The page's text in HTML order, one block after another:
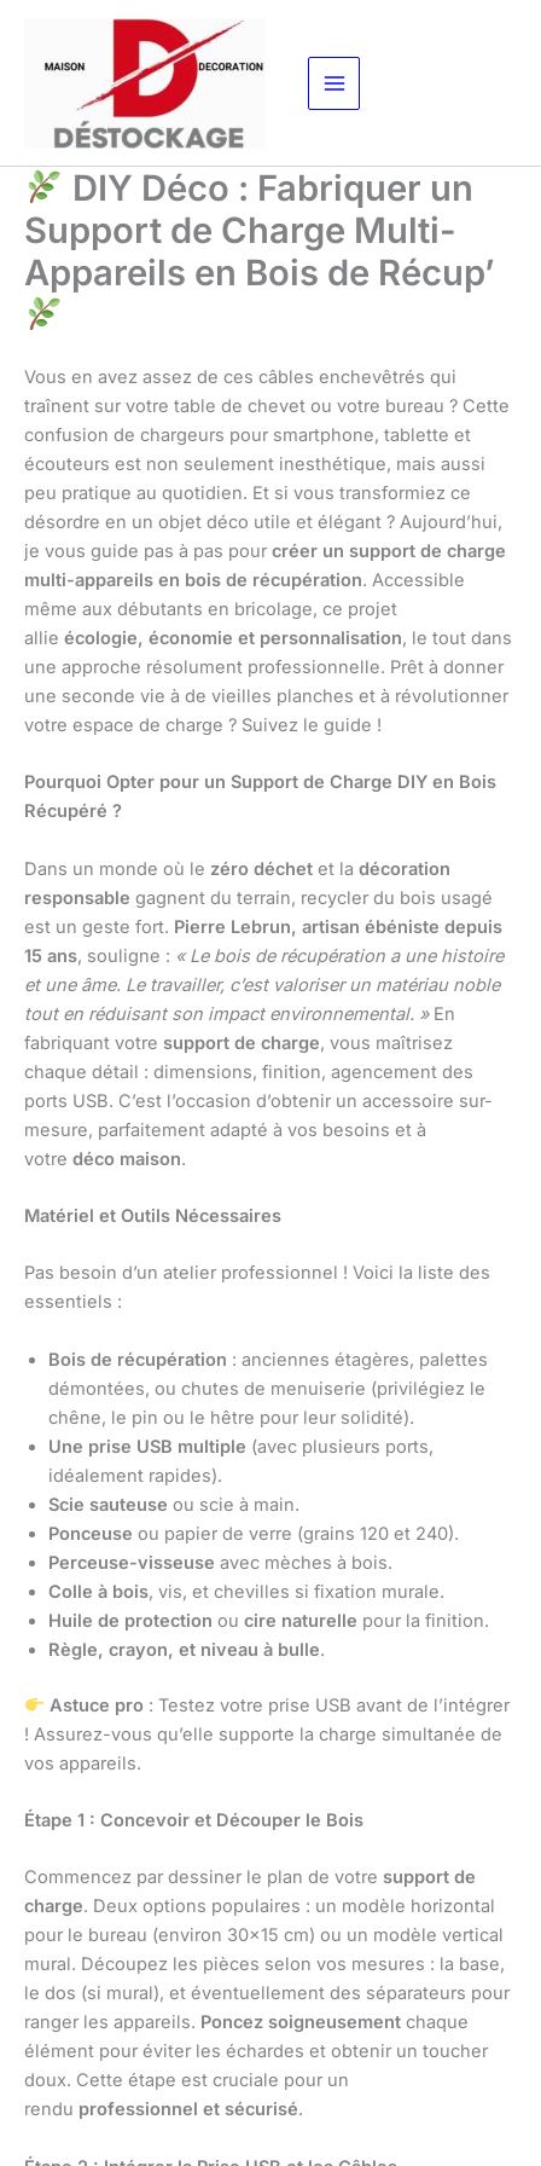
contenu
DIY Déco : Fabriquer un
Support de Charge Multi-
Appareils en Bois de Récup’
Vous en avez assez de ces câbles enchevêtrés qui
traînent sur votre table de chevet ou votre bureau ? Cette
confusion de chargeurs pour smartphone, tablette et
écouteurs est non seulement inesthétique, mais aussi
peu pratique au quotidien. Et si vous transformiez ce
désordre en un objet déco utile et élégant ? Aujourd’hui,
je vous guide pas à pas pour créer un support de charge
multi-appareils en bois de récupération. Accessible
même aux débutants en bricolage, ce projet
allie écologie, économie et personnalisation, le tout dans
une approche résolument professionnelle. Prêt à donner
une seconde vie à de vieilles planches et à révolutionner
votre espace de charge ? Suivez le guide !
Pourquoi Opter pour un Support de Charge DIY en Bois
Récupéré ?
Dans un monde où le zéro déchet et la décoration
responsable gagnent du terrain, recycler du bois usagé
est un geste fort. Pierre Lebrun, artisan ébéniste depuis
15 ans, souligne : « Le bois de récupération a une histoire
et une âme. Le travailler, c’est valoriser un matériau noble
tout en réduisant son impact environnemental. »En
fabriquant votre support de charge, vous maîtrisez
chaque détail : dimensions, finition, agencement des
ports USB. C’est l’occasion d’obtenir un accessoire sur-
mesure, parfaitement adapté à vos besoins et à
votre déco maison.
Matériel et Outils Nécessaires
Pas besoin d’un atelier professionnel ! Voici la liste des
essentiels :
Bois de récupération : anciennes étagères, palettes
démontées, ou chutes de menuiserie (privilégiez le
chêne, le pin ou le hêtre pour leur solidité).
Une prise USB multiple (avec plusieurs ports,
idéalement rapides).
Scie sauteuse ou scie à main.
Ponceuse ou papier de verre (grains 120 et 240).
Perceuse-visseuse avec mèches à bois.
Colle à bois, vis, et chevilles si fixation murale.
Huile de protection ou cire naturelle pour la finition.
Règle, crayon, et niveau à bulle.
Astuce pro: Testez votre prise USB avant de l’intégrer
! Assurez-vous qu’elle supporte la charge simultanée de
vos appareils.
Étape 1 : Concevoir et Découper le Bois
Commencez par dessiner le plan de votre support de
charge. Deux options populaires : un modèle horizontal
pour le bureau (environ 30×15 cm) ou un modèle vertical
mural. Découpez les pièces selon vos mesures : la base,
le dos (si mural), et éventuellement des séparateurs pour
ranger les appareils. Poncez soigneusement chaque
élément pour éviter les échardes et obtenir un toucher
doux. Cette étape est cruciale pour un
rendu professionnel et sécurisé.